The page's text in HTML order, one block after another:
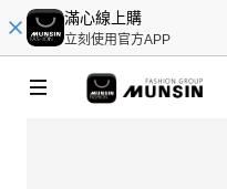
滿心線上購
立刻使用官方APP